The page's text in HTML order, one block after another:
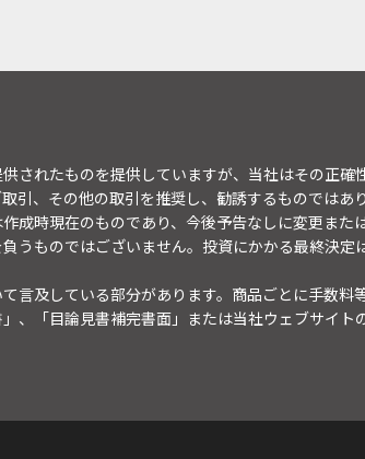
されたものを提供していますが、当社はその正
、その他の取引を推奨し、勧誘するものではあ
成時現在のものであり、今後予告なしに変更また
うものではございません。投資にかかる最終決
言及している部分があります。商品ごとに手数料
、「目論見書補完書面」または当社ウェブサイト